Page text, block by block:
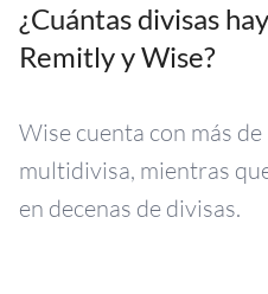
¿Cuántas divisas
Remitly y Wise?
Wise cuenta con más
multidivisa, mientras
en decenas de divisas.